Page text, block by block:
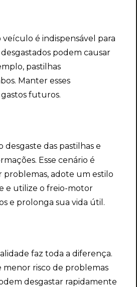
é indispensável para
podem causar
pastilhas
Manter esses
futuros.
das pastilhas e
Esse cenário é
problemas, adote um estilo
e utilize o freio-motor
e prolonga sua vida útil.
faz toda a diferença.
menor risco de problemas
desgastar rapidamente